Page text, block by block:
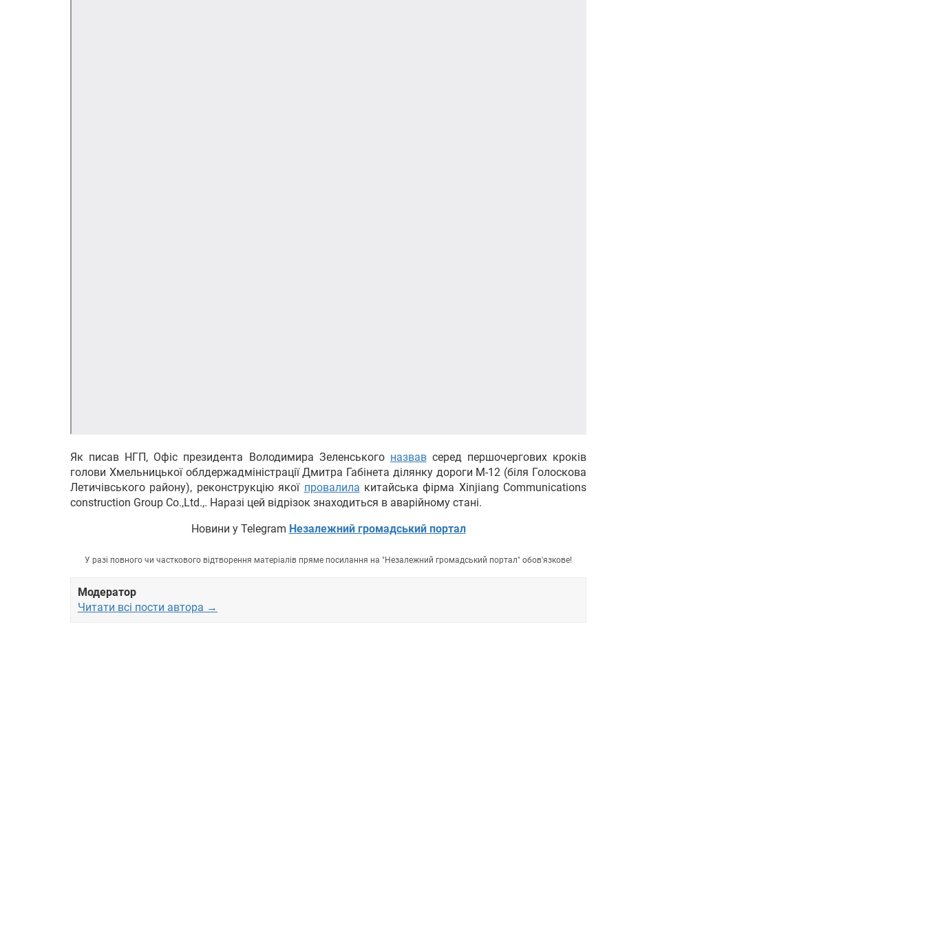
Як писав НГП, Офіс президента Володимира Зеленського назвавсеред першочергових кроків
голови Хмельницької облдержадміністрації Дмитра Габінета ділянку дороги М-12 (біля Голоскова
Летичівського району), реконструкцію якої провалила китайська фірма Xinjiang Communications
construction Group Co.,Ltd.,. Наразі цей відрізок знаходиться в аварійному стані.
Новини у Telegram Незалежний громадський портал
У разі повного чи часткового відтворення матеріалів пряме посилання на "Незалежний громадський портал" обов'язкове!
Модератор
Читати всі пости автора →